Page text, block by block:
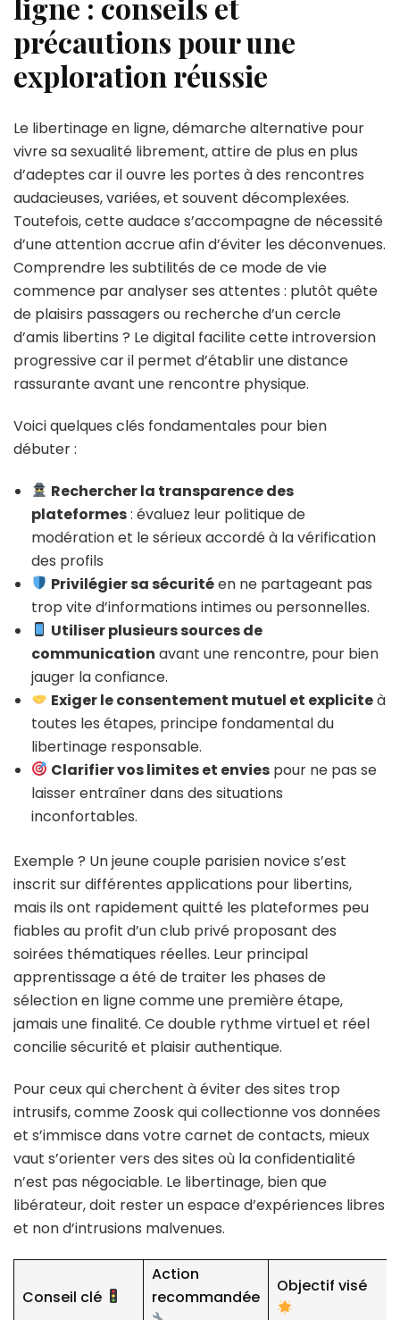
ligne : conseils et
précautions pour une
exploration réussie
Le libertinage en ligne, démarche alternative pour
vivre sa sexualité librement, attire de plus en plus
d’adeptes car il ouvre les portes à des rencontres
audacieuses, variées, et souvent décomplexées.
Toutefois, cette audace s’accompagne de nécessité
d’une attention accrue afin d’éviter les déconvenues.
Comprendre les subtilités de ce mode de vie
commence par analyser ses attentes : plutôt quête
de plaisirs passagers ou recherche d’un cercle
d’amis libertins ? Le digital facilite cette introversion
progressive car il permet d’établir une distance
rassurante avant une rencontre physique.
Voici quelques clés fondamentales pour bien
débuter :
Rechercher la transparence des
plateformes: évaluez leur politique de
modération et le sérieux accordé à la vérification
des profils
Privilégier sa sécuritéen ne partageant pas
trop vite d’informations intimes ou personnelles.
Utiliser plusieurs sources de
communication avant une rencontre, pour bien
jauger la confiance.
Exiger le consentement mutuel et expliciteà
toutes les étapes, principe fondamental du
libertinage responsable.
Clarifier vos limites et envies pour ne pas se
laisser entraîner dans des situations
inconfortables.
Exemple ? Un jeune couple parisien novice s’est
inscrit sur différentes applications pour libertins,
mais ils ont rapidement quitté les plateformes peu
fiables au profit d’un club privé proposant des
soirées thématiques réelles. Leur principal
apprentissage a été de traiter les phases de
sélection en ligne comme une première étape,
jamais une finalité. Ce double rythme virtuel et réel
concilie sécurité et plaisir authentique.
Pour ceux qui cherchent à éviter des sites trop
intrusifs, comme Zoosk qui collectionne vos données
et s’immisce dans votre carnet de contacts, mieux
vaut s’orienter vers des sites où la confidentialité
n’est pas négociable. Le libertinage, bien que
libérateur, doit rester un espace d’expériences libres
et non d’intrusions malvenues.
Conseil clé
Action
recommandée
Objectif visé